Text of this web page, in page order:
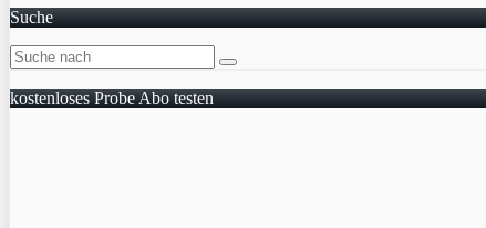
Suche
kostenloses Probe Abo testen